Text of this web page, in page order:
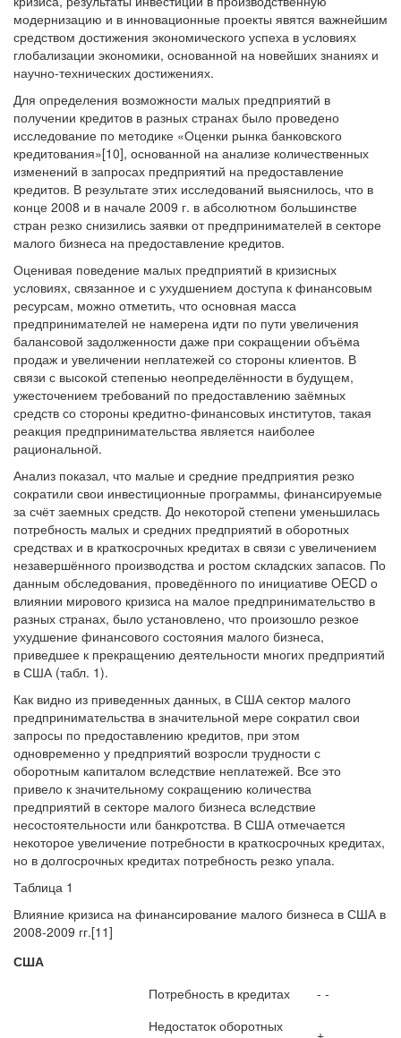
модернизацию и в инновационные проекты явятся важнейшим
средством достижения экономического успеха в условиях
глобализации экономики, основанной на новейших знаниях и
научно-технических достижениях.
Для определения возможности малых предприятий в
получении кредитов в разных странах было проведено
исследование по методике «Оценки рынка банковского
кредитования»[10], основанной на анализе количественных
изменений в запросах предприятий на предоставление
кредитов. В результате этих исследований выяснилось, что в
конце 2008 и в начале 2009 г. в абсолютном большинстве
стран резко снизились заявки от предпринимателей в секторе
малого бизнеса на предоставление кредитов.
Оценивая поведение малых предприятий в кризисных
условиях, связанное и с ухудшением доступа к финансовым
ресурсам, можно отметить, что основная масса
предпринимателей не намерена идти по пути увеличения
балансовой задолженности даже при сокращении объёма
продаж и увеличении неплатежей со стороны клиентов. В
связи с высокой степенью неопределённости в будущем,
ужесточением требований по предоставлению заёмных
средств со стороны кредитно-финансовых институтов, такая
реакция предпринимательства является наиболее
рациональной.
Анализ показал, что малые и средние предприятия резко
сократили свои инвестиционные программы, финансируемые
за счёт заемных средств. До некоторой степени уменьшилась
потребность малых и средних предприятий в оборотных
средствах и в краткосрочных кредитах в связи с увеличением
незавершённого производства и ростом складских запасов. По
данным обследования, проведённого по инициативе OECD о
влиянии мирового кризиса на малое предпринимательство в
разных странах, было установлено, что произошло резкое
ухудшение финансового состояния малого бизнеса,
приведшее к прекращению деятельности многих предприятий
в США (табл. 1).
Как видно из приведенных данных, в США сектор малого
предпринимательства в значительной мере сократил свои
запросы по предоставлению кредитов, при этом
одновременно у предприятий возросли трудности с
оборотным капиталом вследствие неплатежей. Все это
привело к значительному сокращению количества
предприятий в секторе малого бизнеса вследствие
несостоятельности или банкротства. В США отмечается
некоторое увеличение потребности в краткосрочных кредитах,
но в долгосрочных кредитах потребность резко упала.
Таблица 1
Влияние кризиса на финансирование малого бизнеса в США в
2008-2009 гг.[11]
США
Потребность в кредитах
- -
Недостаток оборотных